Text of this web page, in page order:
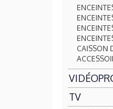
CAISSON
TV